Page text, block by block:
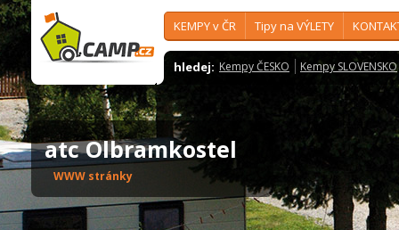
KEMPY v ČR Tipy na VÝLETY
hledej: Kempy ČESKO Kempy SLOVENSKO
atc Olbramkostel
WWW stránky